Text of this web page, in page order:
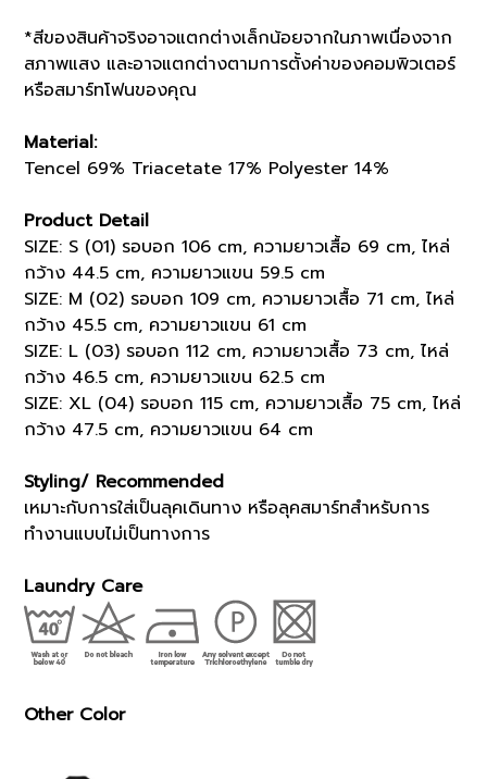
*สีของสินค้าจริงอาจแตกต่างเล็กน้อยจากในภาพเนื่องจาก
สภาพแสง และอาจแตกต่างตามการตั้งค่าของคอมพิวเตอร์
หรือสมาร์ทโฟนของคุณ
Material:
Tencel 69% Triacetate 17% Polyester 14%
Product Detail
SIZE: S (01) รอบอก 106 cm, ความยาวเสื้อ 69 cm, ไหล่
กว้าง 44.5 cm, ความยาวแขน 59.5 cm
SIZE: M (02) รอบอก 109 cm, ความยาวเสื้อ 71 cm, ไหล่
กว้าง 45.5 cm, ความยาวแขน 61 cm
SIZE: L (03) รอบอก 112 cm, ความยาวเสื้อ 73 cm, ไหล่
กว้าง 46.5 cm, ความยาวแขน 62.5 cm
SIZE: XL (04) รอบอก 115 cm, ความยาวเสื้อ 75 cm, ไหล่
กว้าง 47.5 cm, ความยาวแขน 64 cm
Styling/ Recommended
เหมาะกับการใส่เป็นลุคเดินทาง หรือลุคสมาร์ทสำหรับการ
ทำงานแบบไม่เป็นทางการ
Laundry Care
Other Color